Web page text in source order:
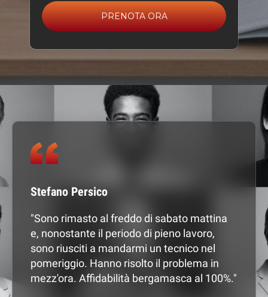
PRENOTA ORA
Stefano Persico
"Sono rimasto al freddo di sabato mattina
e, nonostante il periodo di pieno lavoro,
sono riusciti a mandarmi un tecnico nel
pomeriggio. Hanno risolto il problema in
mezz'ora. Affidabilità bergamasca al 100%."